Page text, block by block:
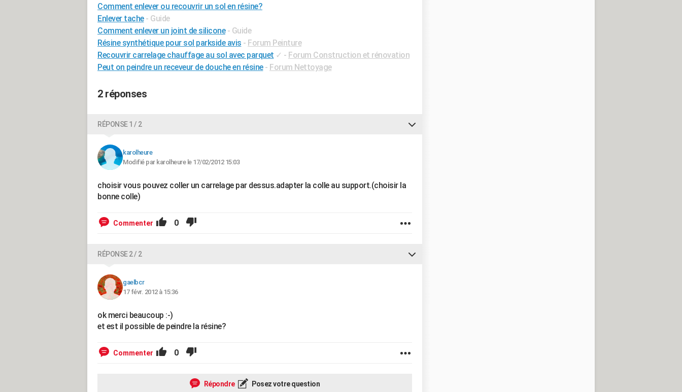
Comment enlever ou recouvrir un sol en résine?
Enlever tache - Guide
Comment enlever un joint de silicone - Guide
Résine synthétique pour sol parkside avis - Forum Peinture
Recouvrir carrelage chauffage au sol avec parquet ✓ - Forum Construction et rénovation
Peut on peindre un receveur de douche en résine - Forum Nettoyage
2 réponses
RÉPONSE 1 / 2
karolheure
Modifié par karolheure le 17/02/2012 15:03
choisir vous pouvez coller un carrelage par dessus.adapter la colle au support.(choisir la
bonne colle)
Commenter 0
RÉPONSE 2 / 2
gaelbcr
17 févr. 2012 à 15:36
ok merci beaucoup :-)
et est il possible de peindre la résine?
Commenter 0
Répondre Posez votre question